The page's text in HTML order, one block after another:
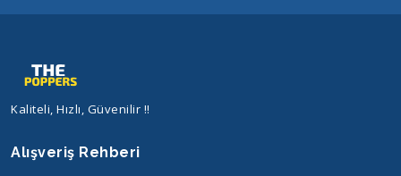
Kaliteli, Hızlı, Güvenilir !!
Alışveriş Rehberi